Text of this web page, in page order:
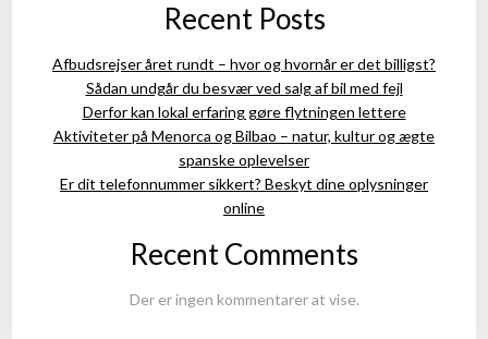
Recent Posts
Afbudsrejser året rundt – hvor og hvornår er det billigst?
Sådan undgår du besvær ved salg af bil med fejl
Derfor kan lokal erfaring gøre flytningen lettere
Aktiviteter på Menorca og Bilbao – natur, kultur og ægte
spanske oplevelser
Er dit telefonnummer sikkert? Beskyt dine oplysninger
online
Recent Comments
Der er ingen kommentarer at vise.